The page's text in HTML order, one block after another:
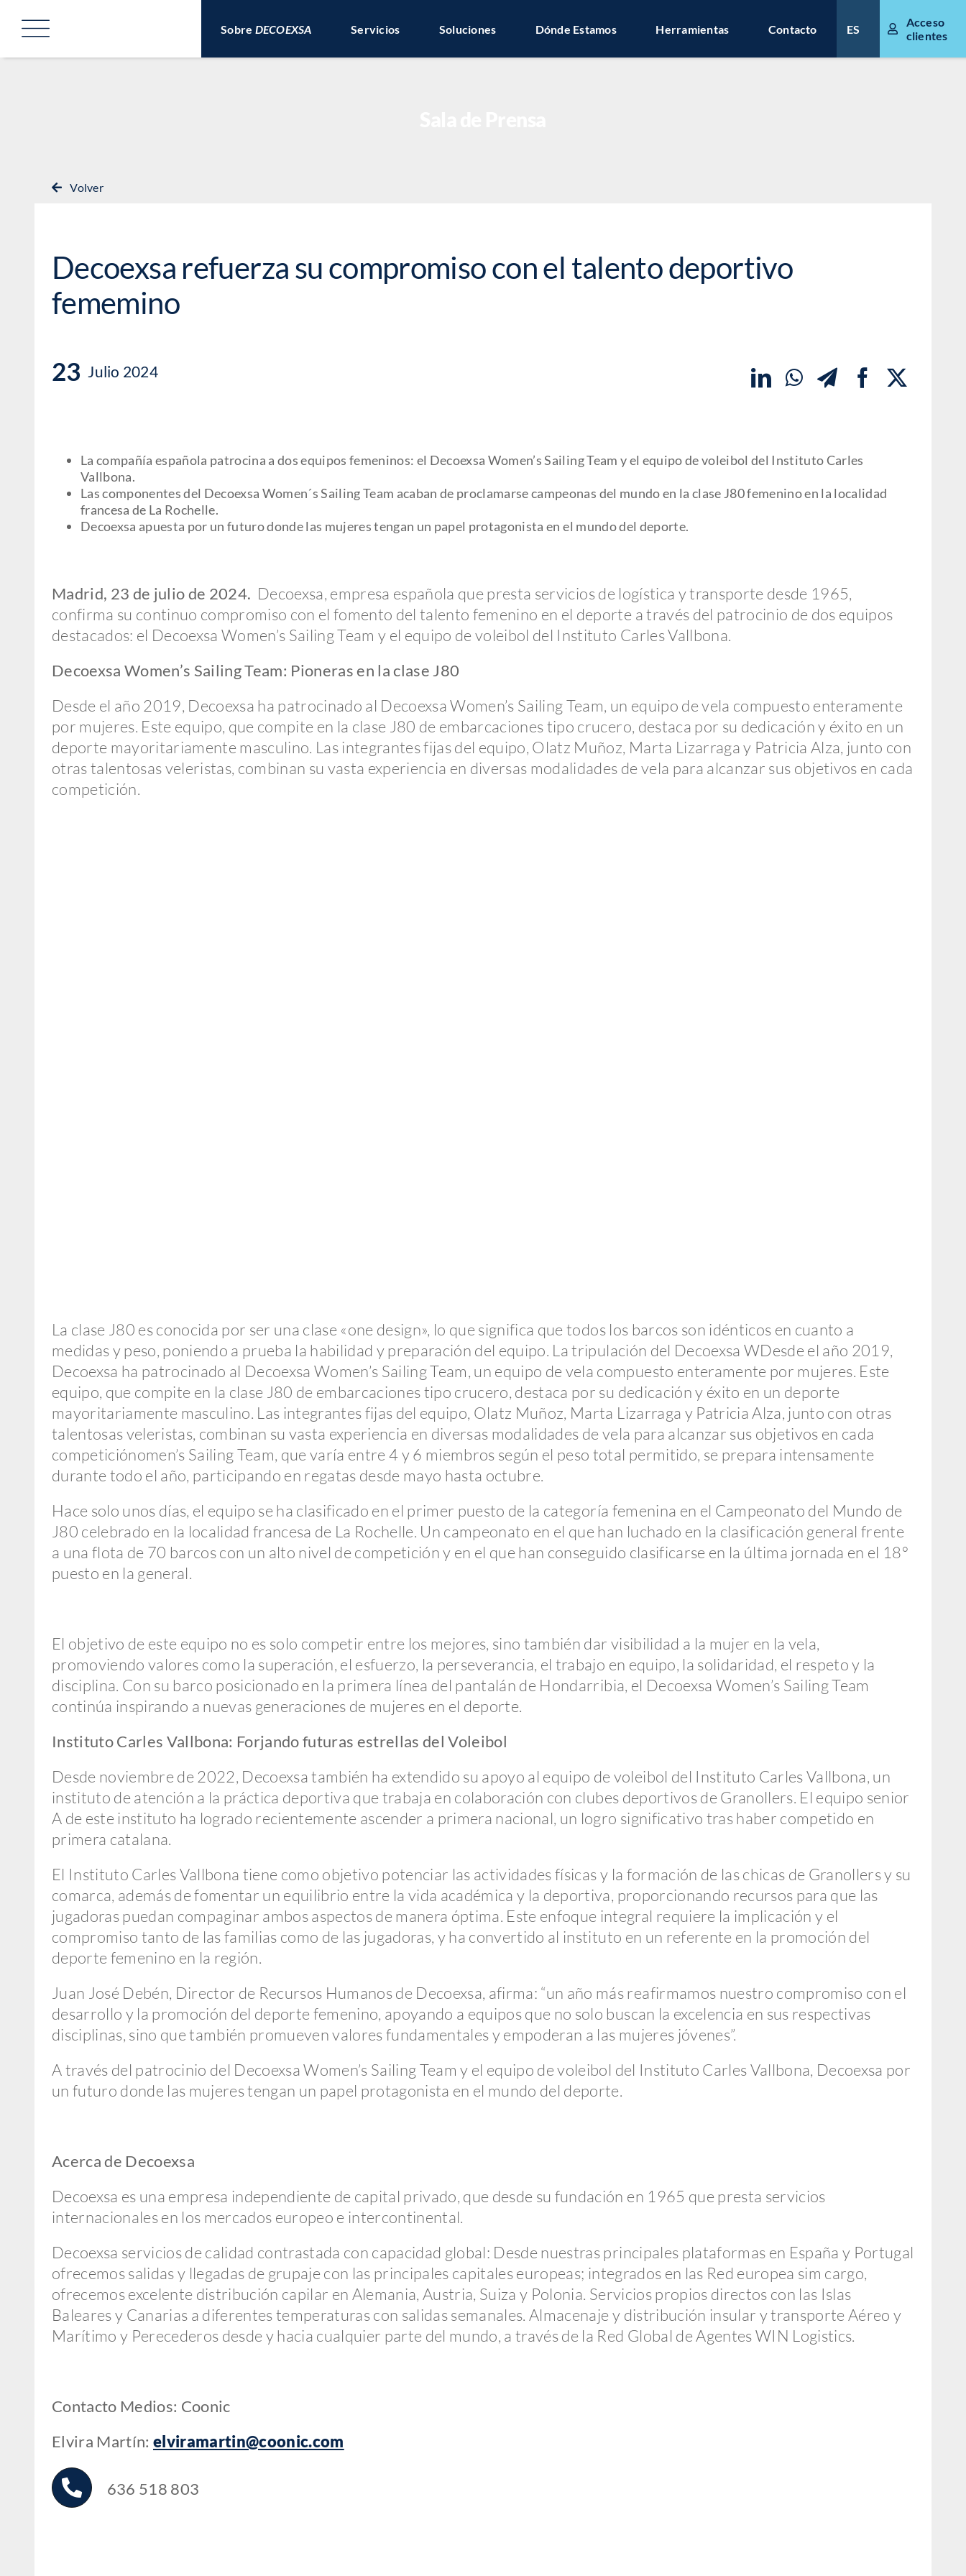
Sobre DECOEXSA Servicios Soluciones Dónde Estamos Herramientas Contacto ES
Acceso
clientes
Volver
Decoexsa refuerza su compromiso con el talento deportivo
fememino
23 Julio 2024
La compañía española patrocina a dos equipos femeninos: el Decoexsa Women’s Sailing Team y el equipo de voleibol del Instituto Carles
Vallbona.
Las componentes del Decoexsa Women´s Sailing Team acaban de proclamarse campeonas del mundo en la clase J80 femenino en la localidad
francesa de La Rochelle.
Decoexsa apuesta por un futuro donde las mujeres tengan un papel protagonista en el mundo del deporte.
Madrid, 23 de julio de 2024. Decoexsa, empresa española que presta servicios de logística y transporte desde 1965,
confirma su continuo compromiso con el fomento del talento femenino en el deporte a través del patrocinio de dos equipos
destacados: el Decoexsa Women’s Sailing Team y el equipo de voleibol del Instituto Carles Vallbona.
Decoexsa Women’s Sailing Team: Pioneras en la clase J80
Desde el año 2019, Decoexsa ha patrocinado al Decoexsa Women’s Sailing Team, un equipo de vela compuesto enteramente
por mujeres. Este equipo, que compite en la clase J80 de embarcaciones tipo crucero, destaca por su dedicación y éxito en un
deporte mayoritariamente masculino. Las integrantes fijas del equipo, Olatz Muñoz, Marta Lizarraga y Patricia Alza, junto con
otras talentosas veleristas, combinan su vasta experiencia en diversas modalidades de vela para alcanzar sus objetivos en cada
competición.
La clase J80 es conocida por ser una clase «one design», lo que significa que todos los barcos son idénticos en cuanto a
medidas y peso, poniendo a prueba la habilidad y preparación del equipo. La tripulación del Decoexsa WDesde el año 2019,
Decoexsa ha patrocinado al Decoexsa Women’s Sailing Team, un equipo de vela compuesto enteramente por mujeres. Este
equipo, que compite en la clase J80 de embarcaciones tipo crucero, destaca por su dedicación y éxito en un deporte
mayoritariamente masculino. Las integrantes fijas del equipo, Olatz Muñoz, Marta Lizarraga y Patricia Alza, junto con otras
talentosas veleristas, combinan su vasta experiencia en diversas modalidades de vela para alcanzar sus objetivos en cada
competiciónomen’s Sailing Team, que varía entre 4 y 6 miembros según el peso total permitido, se prepara intensamente
durante todo el año, participando en regatas desde mayo hasta octubre.
Hace solo unos días, el equipo se ha clasificado en el primer puesto de la categoría femenina en el Campeonato del Mundo de
J80 celebrado en la localidad francesa de La Rochelle. Un campeonato en el que han luchado en la clasificación general frente
a una flota de 70 barcos con un alto nivel de competición y en el que han conseguido clasificarse en la última jornada en el 18°
puesto en la general.
El objetivo de este equipo no es solo competir entre los mejores, sino también dar visibilidad a la mujer en la vela,
promoviendo valores como la superación, el esfuerzo, la perseverancia, el trabajo en equipo, la solidaridad, el respeto y la
disciplina. Con su barco posicionado en la primera línea del pantalán de Hondarribia, el Decoexsa Women’s Sailing Team
continúa inspirando a nuevas generaciones de mujeres en el deporte.
Instituto Carles Vallbona: Forjando futuras estrellas del Voleibol
Desde noviembre de 2022, Decoexsa también ha extendido su apoyo al equipo de voleibol del Instituto Carles Vallbona, un
instituto de atención a la práctica deportiva que trabaja en colaboración con clubes deportivos de Granollers. El equipo senior
A de este instituto ha logrado recientemente ascender a primera nacional, un logro significativo tras haber competido en
primera catalana.
El Instituto Carles Vallbona tiene como objetivo potenciar las actividades físicas y la formación de las chicas de Granollers y su
comarca, además de fomentar un equilibrio entre la vida académica y la deportiva, proporcionando recursos para que las
jugadoras puedan compaginar ambos aspectos de manera óptima. Este enfoque integral requiere la implicación y el
compromiso tanto de las familias como de las jugadoras, y ha convertido al instituto en un referente en la promoción del
deporte femenino en la región.
Juan José Debén, Director de Recursos Humanos de Decoexsa, afirma: “un año más reafirmamos nuestro compromiso con el
desarrollo y la promoción del deporte femenino, apoyando a equipos que no solo buscan la excelencia en sus respectivas
disciplinas, sino que también promueven valores fundamentales y empoderan a las mujeres jóvenes”.
A través del patrocinio del Decoexsa Women’s Sailing Team y el equipo de voleibol del Instituto Carles Vallbona, Decoexsa por
un futuro donde las mujeres tengan un papel protagonista en el mundo del deporte.
Acerca de Decoexsa
Decoexsa es una empresa independiente de capital privado, que desde su fundación en 1965 que presta servicios
internacionales en los mercados europeo e intercontinental.
Decoexsa servicios de calidad contrastada con capacidad global: Desde nuestras principales plataformas en España y Portugal
ofrecemos salidas y llegadas de grupaje con las principales capitales europeas; integrados en las Red europea sim cargo,
ofrecemos excelente distribución capilar en Alemania, Austria, Suiza y Polonia. Servicios propios directos con las Islas
Baleares y Canarias a diferentes temperaturas con salidas semanales. Almacenaje y distribución insular y transporte Aéreo y
Marítimo y Perecederos desde y hacia cualquier parte del mundo, a través de la Red Global de Agentes WIN Logistics.
Contacto Medios: Coonic
Elvira Martín: elviramartin@coonic.com
636 518 803